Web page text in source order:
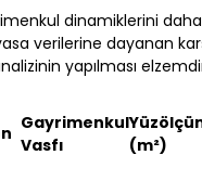
dinamiklerini
verilerine dayanan
yapılması
Gayrimenkul
Vasfı
(m²)